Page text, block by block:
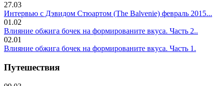
27.03
Интервью с Дэвидом Стюартом (The Balvenie) февраль 2015...
01.02
Влияние обжига бочек на формированите вкуса. Часть 2..
02.01
Влияние обжига бочек на формированите вкуса. Часть 1.
Путешествия